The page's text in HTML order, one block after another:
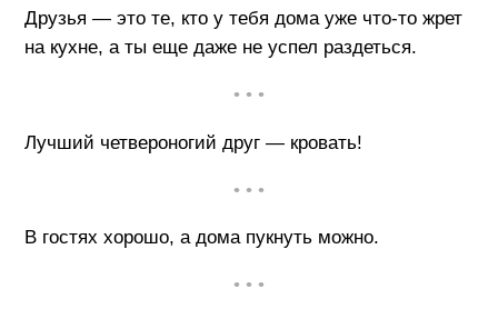
Друзья — это те, кто у тебя дома уже что-то жрет
на кухне, а ты еще даже не успел раздеться.
• • •
Лучший четвероногий друг — кровать!
• • •
В гостях хорошо, а дома пукнуть можно.
• • •